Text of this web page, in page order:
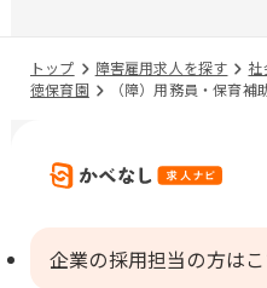
トップ 障害雇用求人を探す
徳保育園
（障）用務員・保育補
企業の採用担当の方は